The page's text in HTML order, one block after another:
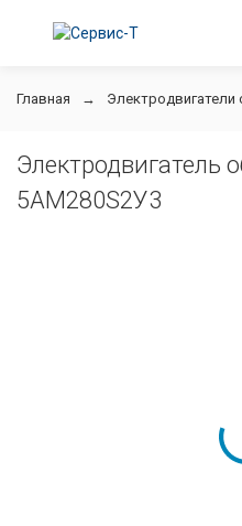
Главная
5АМ280S2У3